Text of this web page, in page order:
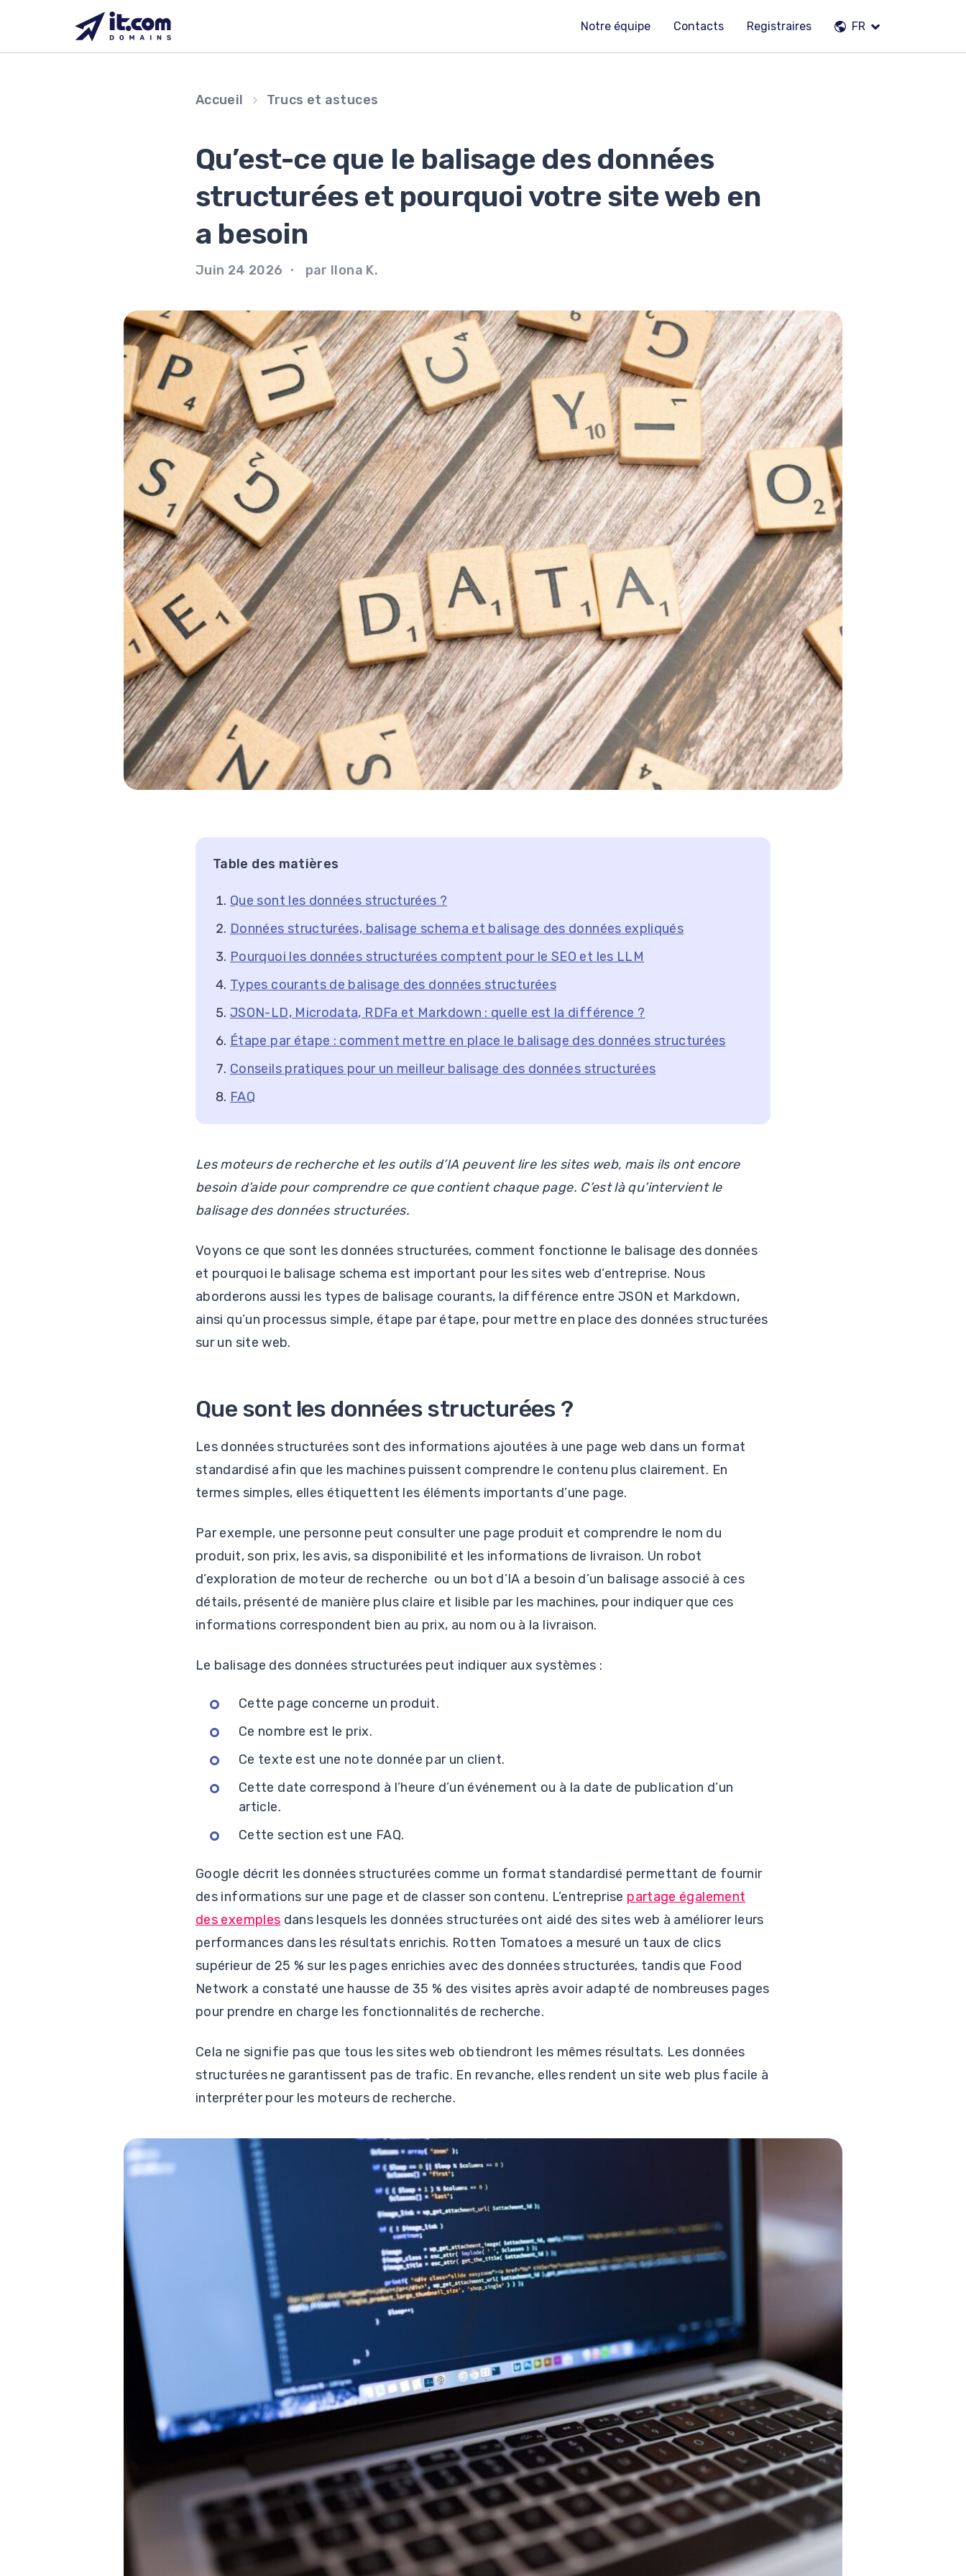
Notre équipe Contacts Registraires FR
Accueil Trucs et astuces
Qu’est-ce que le balisage des données
structurées et pourquoi votre site web en
a besoin
Juin 24 2026 par Ilona K.
Table des matières
Que sont les données structurées ?
Données structurées, balisage schema et balisage des données expliqués
Pourquoi les données structurées comptent pour le SEO et les LLM
Types courants de balisage des données structurées
JSON-LD, Microdata, RDFa et Markdown : quelle est la différence ?
Étape par étape : comment mettre en place le balisage des données structurées
Conseils pratiques pour un meilleur balisage des données structurées
FAQ
Les moteurs de recherche et les outils d’IA peuvent lire les sites web, mais ils ont encore
besoin d’aide pour comprendre ce que contient chaque page. C’est là qu’intervient le
balisage des données structurées.
Voyons ce que sont les données structurées, comment fonctionne le balisage des données
et pourquoi le balisage schema est important pour les sites web d’entreprise. Nous
aborderons aussi les types de balisage courants, la différence entre JSON et Markdown,
ainsi qu’un processus simple, étape par étape, pour mettre en place des données structurées
sur un site web.
Que sont les données structurées ?
Les données structurées sont des informations ajoutées à une page web dans un format
standardisé afin que les machines puissent comprendre le contenu plus clairement. En
termes simples, elles étiquettent les éléments importants d’une page.
Par exemple, une personne peut consulter une page produit et comprendre le nom du
produit, son prix, les avis, sa disponibilité et les informations de livraison. Un robot
d’exploration de moteur de recherche ou un bot d’IA a besoin d’un balisage associé à ces
détails, présenté de manière plus claire et lisible par les machines, pour indiquer que ces
informations correspondent bien au prix, au nom ou à la livraison.
Le balisage des données structurées peut indiquer aux systèmes :
Cette page concerne un produit.
Ce nombre est le prix.
Ce texte est une note donnée par un client.
Cette date correspond à l’heure d’un événement ou à la date de publication d’un
article.
Cette section est une FAQ.
Google décrit les données structurées comme un format standardisé permettant de fournir
des informations sur une page et de classer son contenu. L’entreprise partage également
des exemples dans lesquels les données structurées ont aidé des sites web à améliorer leurs
performances dans les résultats enrichis. Rotten Tomatoes a mesuré un taux de clics
supérieur de 25 % sur les pages enrichies avec des données structurées, tandis que Food
Network a constaté une hausse de 35 % des visites après avoir adapté de nombreuses pages
pour prendre en charge les fonctionnalités de recherche.
Cela ne signifie pas que tous les sites web obtiendront les mêmes résultats. Les données
structurées ne garantissent pas de trafic. En revanche, elles rendent un site web plus facile à
interpréter pour les moteurs de recherche.